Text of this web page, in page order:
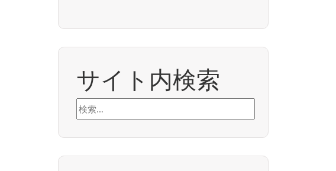
サイト内検索
検
索: